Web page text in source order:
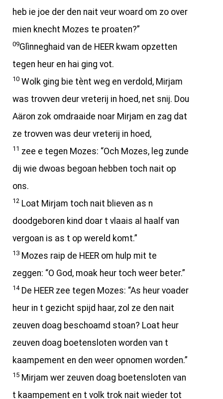
heb ie joe der den nait veur woard om zo over
mien knecht Mozes te proaten?”
09Glìnneghaid van de HEER kwam opzetten
tegen heur en hai ging vot.
10 Wolk ging bie tènt weg en verdold, Mirjam
was trovven deur vreterij in hoed, net snij. Dou
Aäron zok omdraaide noar Mirjam en zag dat
ze trovven was deur vreterij in hoed,
11 zee e tegen Mozes: “Och Mozes, leg zunde
dij wie dwoas begoan hebben toch nait op
ons.
12 Loat Mirjam toch nait blieven as n
doodgeboren kind doar t vlaais al haalf van
vergoan is as t op wereld komt.”
13 Mozes raip de HEER om hulp mit te
zeggen: “O God, moak heur toch weer beter.”
14De HEER zee tegen Mozes: “As heur voader
heur in t gezicht spijd haar, zol ze den nait
zeuven doag beschoamd stoan? Loat heur
zeuven doag boetensloten worden van t
kaampement en den weer opnomen worden.”
15 Mirjam wer zeuven doag boetensloten van
t kaampement en t volk trok nait wieder tot